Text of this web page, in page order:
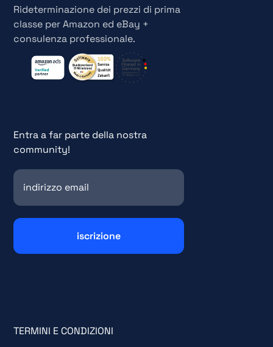
Rideterminazione dei prezzi di prima
classe per Amazon ed eBay +
consulenza professionale.
Entra a far parte della nostra
community!
TERMINI E CONDIZIONI